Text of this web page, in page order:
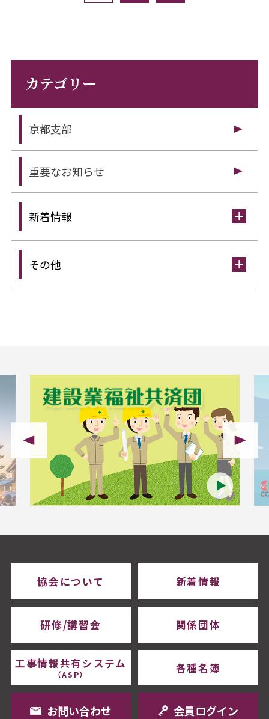
カテゴリー
京都支部
重要なお知らせ
新着情報
その他
協会について 新着情報
研修/講習会 関係団体
工事情報共有システム
（ASP） 各種名簿
会員ログイン
お問い合わせ